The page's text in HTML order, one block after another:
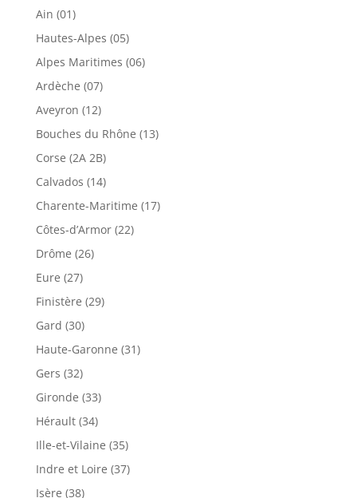
Ain (01)
Hautes-Alpes (05)
Alpes Maritimes (06)
Ardèche (07)
Aveyron (12)
Bouches du Rhône (13)
Corse (2A 2B)
Calvados (14)
Charente-Maritime (17)
Côtes-d’Armor (22)
Drôme (26)
Eure (27)
Finistère (29)
Gard (30)
Haute-Garonne (31)
Gers (32)
Gironde (33)
Hérault (34)
Ille-et-Vilaine (35)
Indre et Loire (37)
Isère (38)